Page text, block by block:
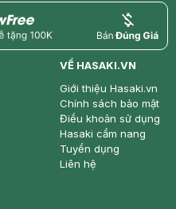
price
VỀ HASAKI.VN
Giới thiệu Hasaki.vn
Chính sách bảo mật
Điều khoản sử dụng
Hasaki cẩm nang
Tuyển dụng
Liên hệ